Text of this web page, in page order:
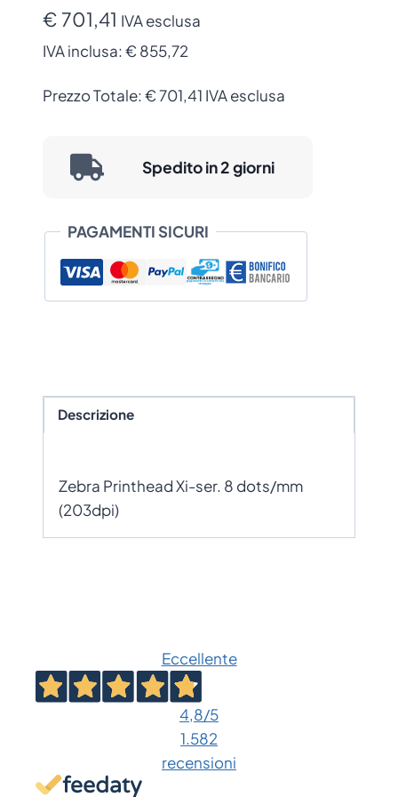
203
dpi
(P1004236)
€ 701,41 IVA esclusa
IVA inclusa: € 855,72
Prezzo Totale: €701,41 IVA esclusa
Spedito in 2 giorni
PAGAMENTI SICURI
Descrizione
Zebra Printhead Xi-ser. 8 dots/mm
(203dpi)
Eccellente
4,8/5
1.582
recensioni